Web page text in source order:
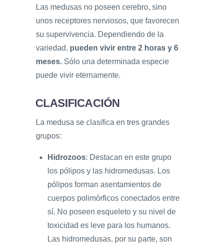
Las medusas no poseen cerebro, sino
unos receptores nerviosos, que favorecen
su supervivencia. Dependiendo de la
variedad, pueden vivir entre 2 horas y 6
meses. Sólo una determinada especie
puede vivir eternamente.
CLASIFICACIÓN
La medusa se clasifica en tres grandes
grupos:
Hidrozoos: Destacan en este grupo
los pólipos y las hidromedusas. Los
pólipos forman asentamientos de
cuerpos polimórficos conectados entre
sí. No poseen esqueleto y su nivel de
toxicidad es leve para los humanos.
Las hidromedusas, por su parte, son